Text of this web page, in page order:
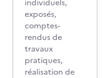
individuels,
exposés,
comptes-
rendus de
travaux
pratiques,
réalisation de